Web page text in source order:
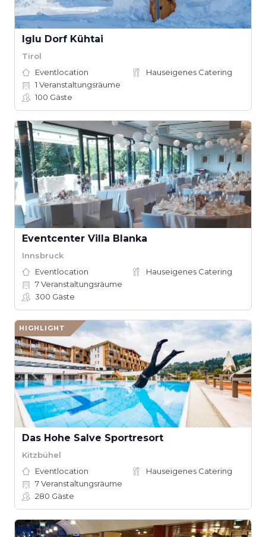
Iglu Dorf Kühtai
Tirol
Eventlocation
Hauseigenes Catering
1 Veranstaltungsräume
100 Gäste
Eventcenter Villa Blanka
Innsbruck
Eventlocation
Hauseigenes Catering
7Veranstaltungsräume
300 Gäste
HIGHLIGHT
Das Hohe Salve Sportresort
Kitzbühel
Eventlocation
Hauseigenes Catering
7Veranstaltungsräume
280 Gäste